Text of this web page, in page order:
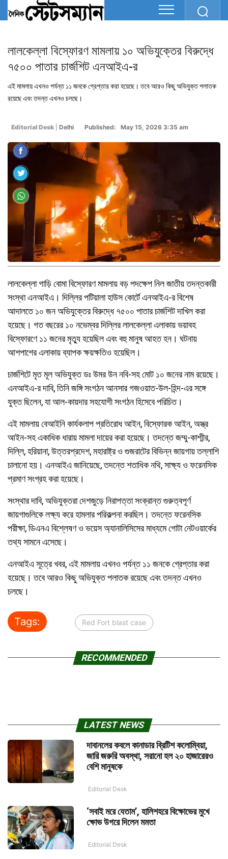
লালকেল্লা বিস্ফোরণ মামলায় ১০ অভিযুক্তের বিরুদ্ধে
৭৫০০ পাতার চার্জশিট এনআইএ-র
এই মামলায় এখনও পর্যন্ত ১১ জনকে গ্রেপ্তার করা হয়েছে। তবে আরও কিছু অভিযুক্ত পলাতক
রয়েছে এবং তদন্ত এখনও চলছে।
Editorial Desk Delhi Published: May 15, 2026 3:35 am
লালকেল্লা গাড়ি বোমা বিস্ফোরণ মামলায় বড় পদক্ষেপ নিল জাতীয় তদন্তকারী
সংস্থা এনআইএ। দিল্লির পটিয়ালা হাউস কোর্টে এনআইএ-র বিশেষ
আদালতে ১০ জন অভিযুক্তের বিরুদ্ধে ৭৫০০ পাতার চার্জশিট দাখিল করা
হয়েছে। গত বছরের ১০ নভেম্বর দিল্লির লালকেল্লা এলাকায় ভয়াবহ
বিস্ফোরণে ১১ জনের মৃত্যু হয়েছিল এবং বহু মানুষ আহত হন। ঘটনায়
আশপাশের এলাকায় ব্যাপক ক্ষয়ক্ষতিও হয়েছিল।
চার্জশিটে মৃত মূল অভিযুক্ত ডঃ উমর উন নবি-সহ মোট ১০ জনের নাম রয়েছে।
এনআইএ-র দাবি, তিনি জঙ্গি সংগঠন আনসার গজওয়াত-উল-হিন্দ-এর সঙ্গে
যুক্ত ছিলেন, যা আল-কায়দার সহযোগী সংগঠন হিসেবে পরিচিত।
এই মামলায় বেআইনি কার্যকলাপ প্রতিরোধ আইন, বিস্ফোরক আইন, অস্ত্র
আইন-সহ একাধিক ধারায় মামলা দায়ের করা হয়েছে। তদন্তে জম্মু-কাশ্মীর,
দিল্লি, হরিয়ানা, উত্তরপ্রদেশ, মহারাষ্ট্র ও গুজরাটের বিভিন্ন জায়গায় তল্লাশি
চালানো হয়। এনআইএ জানিয়েছে, তদন্তে শতাধিক নথি, সাক্ষ্য ও ফরেনসিক
প্রমাণ সংগ্রহ করা হয়েছে।
সংস্থার দাবি, অভিযুক্তরা দেশজুড়ে নিরাপত্তা সংক্রান্ত গুরুত্বপূর্ণ
জায়গাগুলিকে লক্ষ্য করে হামলার পরিকল্পনা করছিল। তদন্তে ফরেনসিক
পরীক্ষা, ডিএনএ বিশ্লেষণ ও ভয়েস অ্যানালিসিসের মাধ্যমে গোটা নেটওয়ার্কের
তথ্য সামনে এসেছে।
এনআইএ সূত্রে খবর, এই মামলায় এখনও পর্যন্ত ১১ জনকে গ্রেপ্তার করা
হয়েছে। তবে আরও কিছু অভিযুক্ত পলাতক রয়েছে এবং তদন্ত এখনও
চলছে।
Tags: Red Fort blast case
RECOMMENDED
LATEST NEWS
দাবানলের কবলে কানাডার ব্রিটিশ কলোম্বিয়া,
জারি জরুরি অবস্থা, সরানো হল ২০ হাজারেরও
বেশি মানুষকে
Editorial Desk
‘সবাই মরে যেতাম’, হালিশহরে বিক্ষোভের মুখে
ক্ষোভ উগরে দিলেন মমতা
Editorial Desk